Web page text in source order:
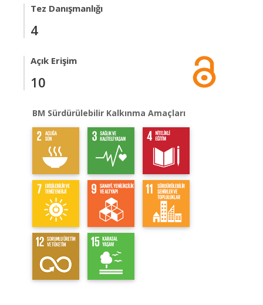
Tez Danışmanlığı
4
Açık Erişim
10
BM Sürdürülebilir Kalkınma Amaçları